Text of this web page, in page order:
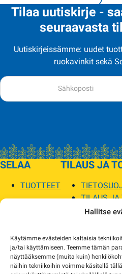
Hallitse
Käytämme evästeiden kaltaisia
ja/tai käyttämiseen. Teemme tämän
näyttääksemme (muita kuin)
näihin tekniikoihin voimme käsitellä
Tilaa uutiskirje -
seuraavasta
Uutiskirjeissämme: uudet
ruokavinkit sekä
SELAA
TUOTTEET
TILAUS JA
TILAUS JA
MYYMÄLÄT JA
USEIN KYSYTYT